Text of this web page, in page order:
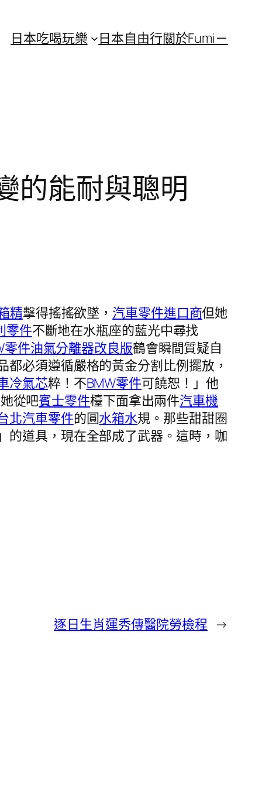
日本吃喝玩樂 日本自由行關於Fumi－
的能耐與聰明
精擊得搖搖欲墜， 汽車零件進口商但她
零件不斷地在水瓶座的藍光中尋找
零件油氣分離器改良版鶴會瞬間質疑自
都必須遵循嚴格的黃金分割比例擺放，
冷氣芯粹！不BMW零件可饒恕！」他
從吧賓士零件檯下面拿出兩件汽車機
北汽車零件的圓水箱水規。那些甜甜圈
的道具，現在全部成了武器。這時，咖
逐日生肖運秀傳醫院勞檢程 →